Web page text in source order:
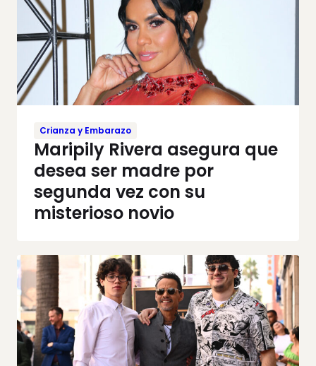
Crianza y Embarazo
Maripily Rivera asegura que
desea ser madre por
segunda vez con su
misterioso novio